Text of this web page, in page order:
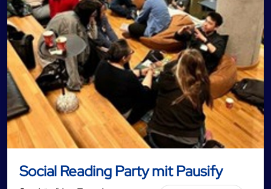
Social Reading Party mit Pausify